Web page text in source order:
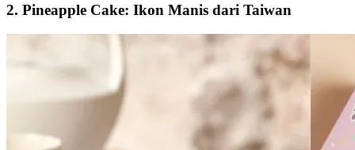
2. Pineapple Cake: Ikon Manis dari Taiwan